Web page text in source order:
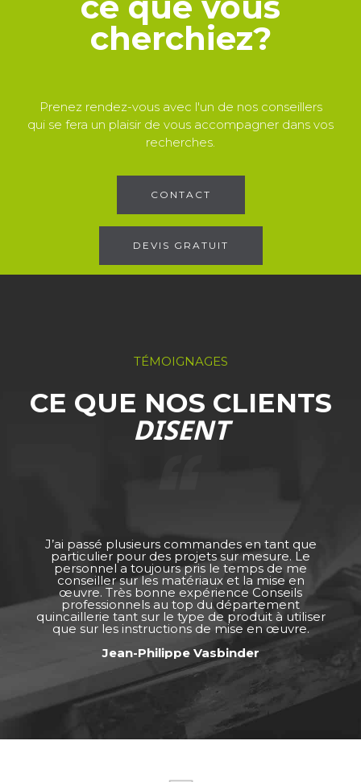
cherchiez?
Prenez rendez-vous avec l'un de nos conseillers
qui se fera un plaisir de vous accompagner dans vos
recherches.
CONTACT
DEVIS GRATUIT
TÉMOIGNAGES
CE QUE NOS CLIENTS
DISENT
J’ai passé plusieurs commandes en tant que
particulier pour des projets sur mesure. Le
personnel a toujours pris le temps de me
conseiller sur les matériaux et la mise en
œuvre. Très bonne expérience Conseils
professionnels au top du département
quincaillerie tant sur le type de produit à utiliser
que sur les instructions de mise en œuvre.
Jean-Philippe Vasbinder